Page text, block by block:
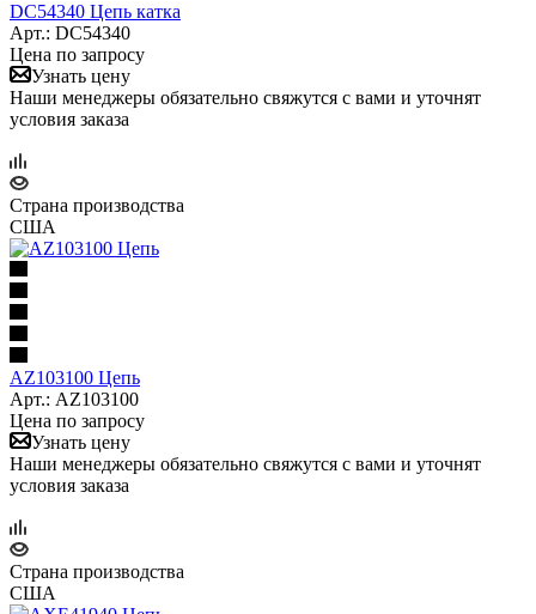
DC54340 Цепь катка
Арт.: DC54340
Цена по запросу
Узнать цену
Наши менеджеры обязательно свяжутся с вами и уточнят
условия заказа
Страна производства
США
AZ103100 Цепь
Арт.: AZ103100
Цена по запросу
Узнать цену
Наши менеджеры обязательно свяжутся с вами и уточнят
условия заказа
Страна производства
США